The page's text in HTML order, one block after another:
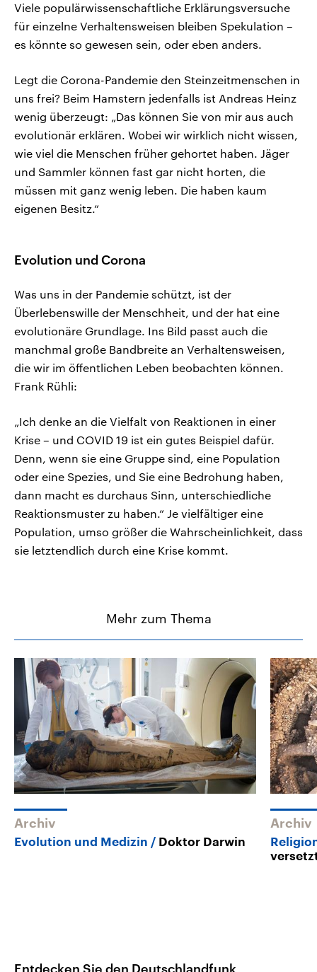
Viele populärwissenschaftliche Erklärungsversuche
für einzelne Verhaltensweisen bleiben Spekulation –
es könnte so gewesen sein, oder eben anders.
Legt die Corona-Pandemie den Steinzeitmenschen in
uns frei? Beim Hamstern jedenfalls ist Andreas Heinz
wenig überzeugt: „Das können Sie von mir aus auch
evolutionär erklären. Wobei wir wirklich nicht wissen,
wie viel die Menschen früher gehortet haben. Jäger
und Sammler können fast gar nicht horten, die
müssen mit ganz wenig leben. Die haben kaum
eigenen Besitz.“
Evolution und Corona
Was uns in der Pandemie schützt, ist der
Überlebenswille der Menschheit, und der hat eine
evolutionäre Grundlage. Ins Bild passt auch die
manchmal große Bandbreite an Verhaltensweisen,
die wir im öffentlichen Leben beobachten können.
Frank Rühli:
„Ich denke an die Vielfalt von Reaktionen in einer
Krise – und COVID 19 ist ein gutes Beispiel dafür.
Denn, wenn sie eine Gruppe sind, eine Population
oder eine Spezies, und Sie eine Bedrohung haben,
dann macht es durchaus Sinn, unterschiedliche
Reaktionsmuster zu haben.“ Je vielfältiger eine
Population, umso größer die Wahrscheinlichkeit, dass
sie letztendlich durch eine Krise kommt.
Mehr zum Thema
Archiv
Evolution und Medizin Doktor Darwin
Archiv
Entdecken Sie den Deutschlandfunk